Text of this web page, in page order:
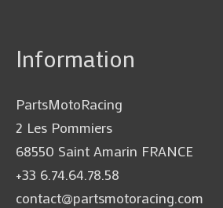
Information
PartsMotoRacing
2 Les Pommiers
68550 Saint Amarin FRANCE
+33 6.74.64.78.58
contact@partsmotoracing.com